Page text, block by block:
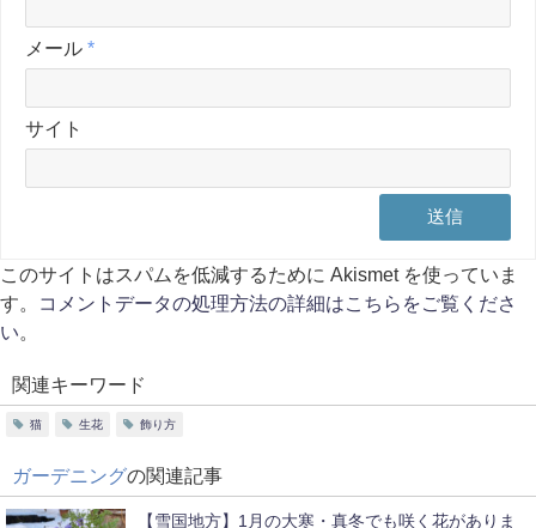
メール *
サイト
このサイトはスパムを低減するために Akismet を使っていま
す。
コメントデータの処理方法の詳細はこちらをご覧くださ
い。
関連キーワード
猫 生花 飾り方
ガーデニングの関連記事
【雪国地方】1月の大寒・真冬でも咲く花がありま